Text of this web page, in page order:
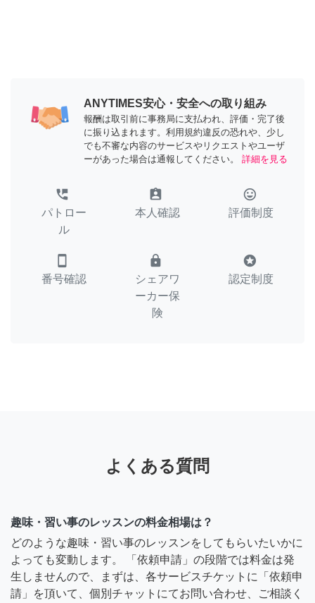
ANYTIMES安心・安全への取り組み
報酬は取引前に事務局に支払われ、評価・完了後
に振り込まれます。利用規約違反の恐れや、少し
でも不審な内容のサービスやリクエストやユーザ
ーがあった場合は通報してください。
詳細を見る
perm_phone_msg
パトロー
ル
assignment_ind
本人確認
tag_faces
評価制度
smartphone
番号確認
lock
シェアワ
ーカー保
険
stars
認定制度
よくある質問
趣味・習い事のレッスンの料金相場は？
どのような趣味・習い事のレッスンをしてもらいたいかに
よっても変動します。 「依頼申請」の段階では料金は発
生しませんので、まずは、各サービスチケットに「依頼申
請」を頂いて、個別チャットにてお問い合わせ、ご相談く